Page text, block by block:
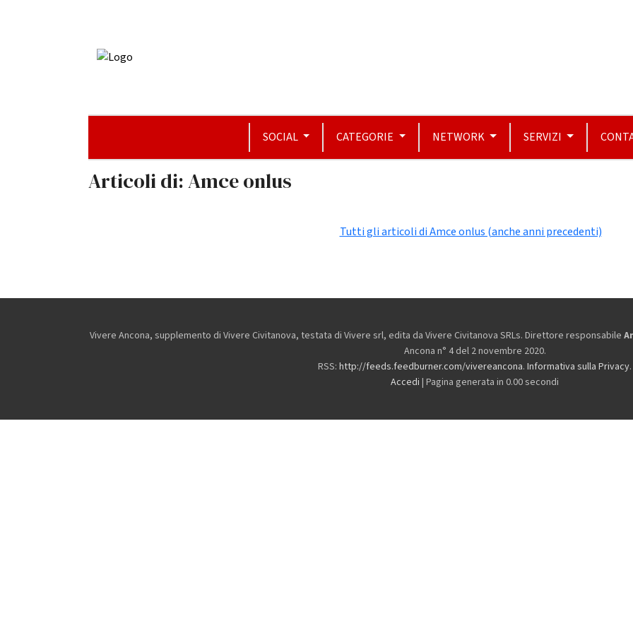
SOCIAL CATEGORIE NETWORK SERVIZI
Articoli di: Amce onlus
Tutti gli articoli di Amce onlus (anche anni precedenti)
Vivere Ancona, supplemento di Vivere Civitanova, testata di Vivere srl, edita da Vivere Civitanova SRLs. Direttore responsabile
Ancona n° 4 del 2 novembre 2020.
RSS: http://feeds.feedburner.com/vivereancona. Informativa sulla Privacy.
Accedi | Pagina generata in 0.00 secondi